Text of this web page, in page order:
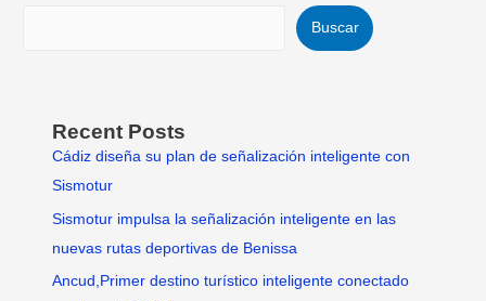
Buscar
Recent Posts
Cádiz diseña su plan de señalización inteligente con
Sismotur
Sismotur impulsa la señalización inteligente en las
nuevas rutas deportivas de Benissa
Ancud,Primer destino turístico inteligente conectado